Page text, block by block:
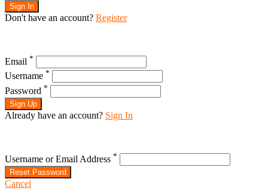
Sign In
Don't have an account? Register
Email *
Username *
Password *
Sign Up
Already have an account? Sign In
Username or Email Address *
Reset Password
Cancel